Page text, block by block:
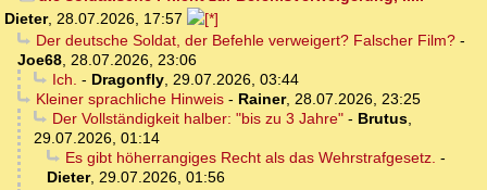
Dieter, 28.07.2026, 17:57
Der deutsche Soldat, der Befehle verweigert? Falscher Film?-
Joe68, 28.07.2026, 23:06
Ich. - Dragonfly, 29.07.2026, 03:44
Kleiner sprachliche Hinweis- Rainer, 28.07.2026, 23:25
Der Vollständigkeit halber: "bis zu 3 Jahre"- Brutus,
29.07.2026, 01:14
Es gibt höherrangiges Recht als das Wehrstrafgesetz. -
Dieter, 29.07.2026, 01:56